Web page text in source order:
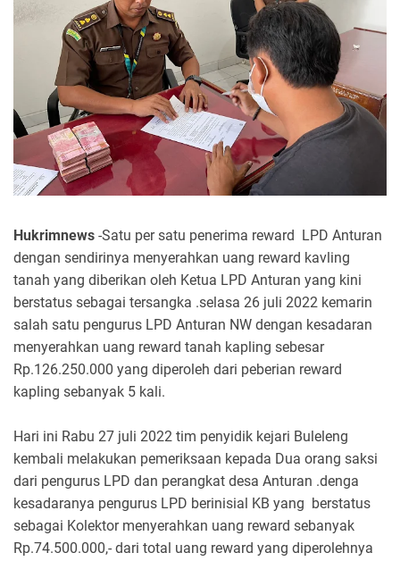
Hukrimnews -Satu per satu penerima reward LPD Anturan
dengan sendirinya menyerahkan uang reward kavling
tanah yang diberikan oleh Ketua LPD Anturan yang kini
berstatus sebagai tersangka .selasa 26 juli 2022 kemarin
salah satu pengurus LPD Anturan NW dengan kesadaran
menyerahkan uang reward tanah kapling sebesar
Rp.126.250.000 yang diperoleh dari peberian reward
kapling sebanyak 5 kali.
Hari ini Rabu 27 juli 2022 tim penyidik kejari Buleleng
kembali melakukan pemeriksaan kepada Dua orang saksi
dari pengurus LPD dan perangkat desa Anturan .denga
kesadaranya pengurus LPD berinisial KB yang berstatus
sebagai Kolektor menyerahkan uang reward sebanyak
Rp.74.500.000,- dari total uang reward yang diperolehnya